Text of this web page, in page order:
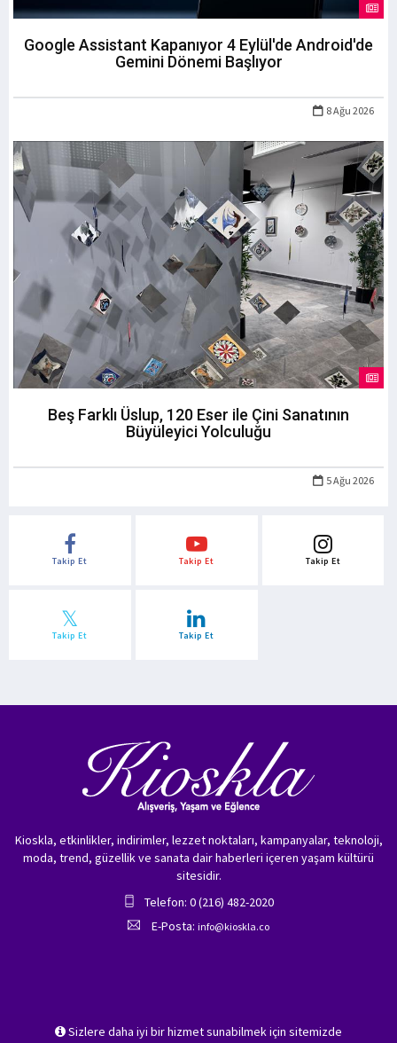
Google Assistant Kapanıyor 4 Eylül'de Android'de
Gemini Dönemi Başlıyor
8 Ağu 2026
Beş Farklı Üslup, 120 Eser ile Çini Sanatının
Büyüleyici Yolculuğu
5 Ağu 2026
Takip Et Takip Et Takip Et
Takip Et Takip Et
Sizlere daha iyi bir hizmet sunabilmek için sitemizde
Kioskla, etkinlikler, indirimler, lezzet noktaları, kampanyalar, teknoloji,
moda, trend, güzellik ve sanata dair haberleri içeren yaşam kültürü
sitesidir.
Telefon: 0 (216) 482-2020
E-Posta: info@kioskla.co